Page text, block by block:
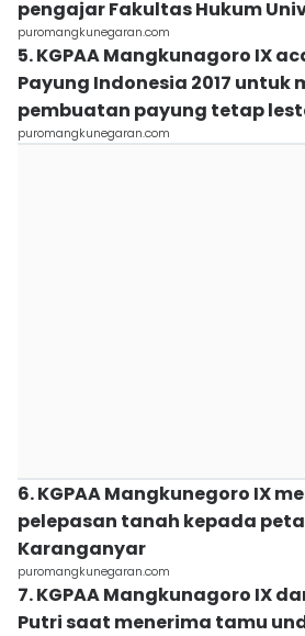
pengajar Fakultas Hukum
puromangkunegaran.com
5. KGPAA Mangkunagoro IX
Payung Indonesia 2017 untuk
pembuatan payung tetap
puromangkunegaran.com
6. KGPAA Mangkunegoro IX
pelepasan tanah kepada
Karanganyar
puromangkunegaran.com
7. KGPAA Mangkunagoro IX
Putri saat menerima tamu